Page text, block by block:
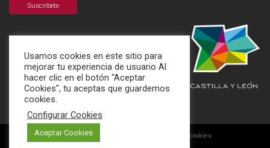
Suscríbete
Aviso legal| Aviso de cookies
Usamos cookies en este sitio para
mejorar tu experiencia de usuario Al
hacer clic en el botón "Aceptar
Cookies", tu aceptas que guardemos
cookies.
Configurar Cookies
Aceptar Cookies